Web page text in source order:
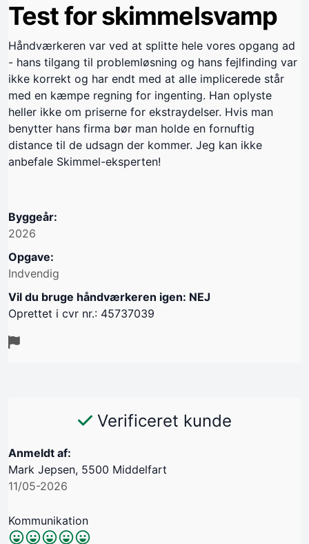
Test for skimmelsvamp
Håndværkeren var ved at splitte hele vores opgang ad
- hans tilgang til problemløsning og hans fejlfinding var
ikke korrekt og har endt med at alle implicerede står
med en kæmpe regning for ingenting. Han oplyste
heller ikke om priserne for ekstraydelser. Hvis man
benytter hans firma bør man holde en fornuftig
distance til de udsagn der kommer. Jeg kan ikke
anbefale Skimmel-eksperten!
Byggeår:
2026
Opgave:
Indvendig
Vil du bruge håndværkeren igen: NEJ
Oprettet i cvr nr.: 45737039
Verificeret kunde
Anmeldt af:
Mark Jepsen, 5500 Middelfart
11/05-2026
Kommunikation